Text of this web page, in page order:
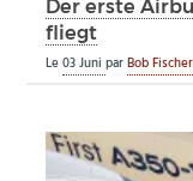
Der erste
fliegt
Le03 JuniparBob Fischer